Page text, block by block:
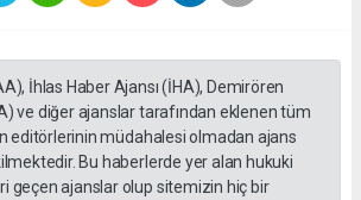
İhlas Haber Ajansı (İHA), Demirören
ve diğer ajanslar tarafından eklenen tüm
editörlerinin müdahalesi olmadan ajans
Bu haberlerde yer alan hukuki
geçen ajanslar olup sitemizin hiç bir